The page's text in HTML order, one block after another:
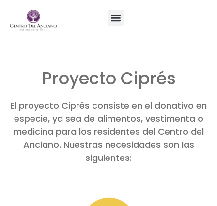
Proyecto Ciprés
El proyecto Ciprés consiste en el donativo en
especie, ya sea de alimentos, vestimenta o
medicina para los residentes del Centro del
Anciano. Nuestras necesidades son las
siguientes: